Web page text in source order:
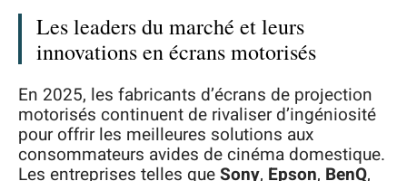
Les leaders du marché et leurs
innovations en écrans motorisés
En 2025, les fabricants d’écrans de projection
motorisés continuent de rivaliser d’ingéniosité
pour offrir les meilleures solutions aux
consommateurs avides de cinéma domestique.
Les entreprises telles queSony, Epson, BenQ,